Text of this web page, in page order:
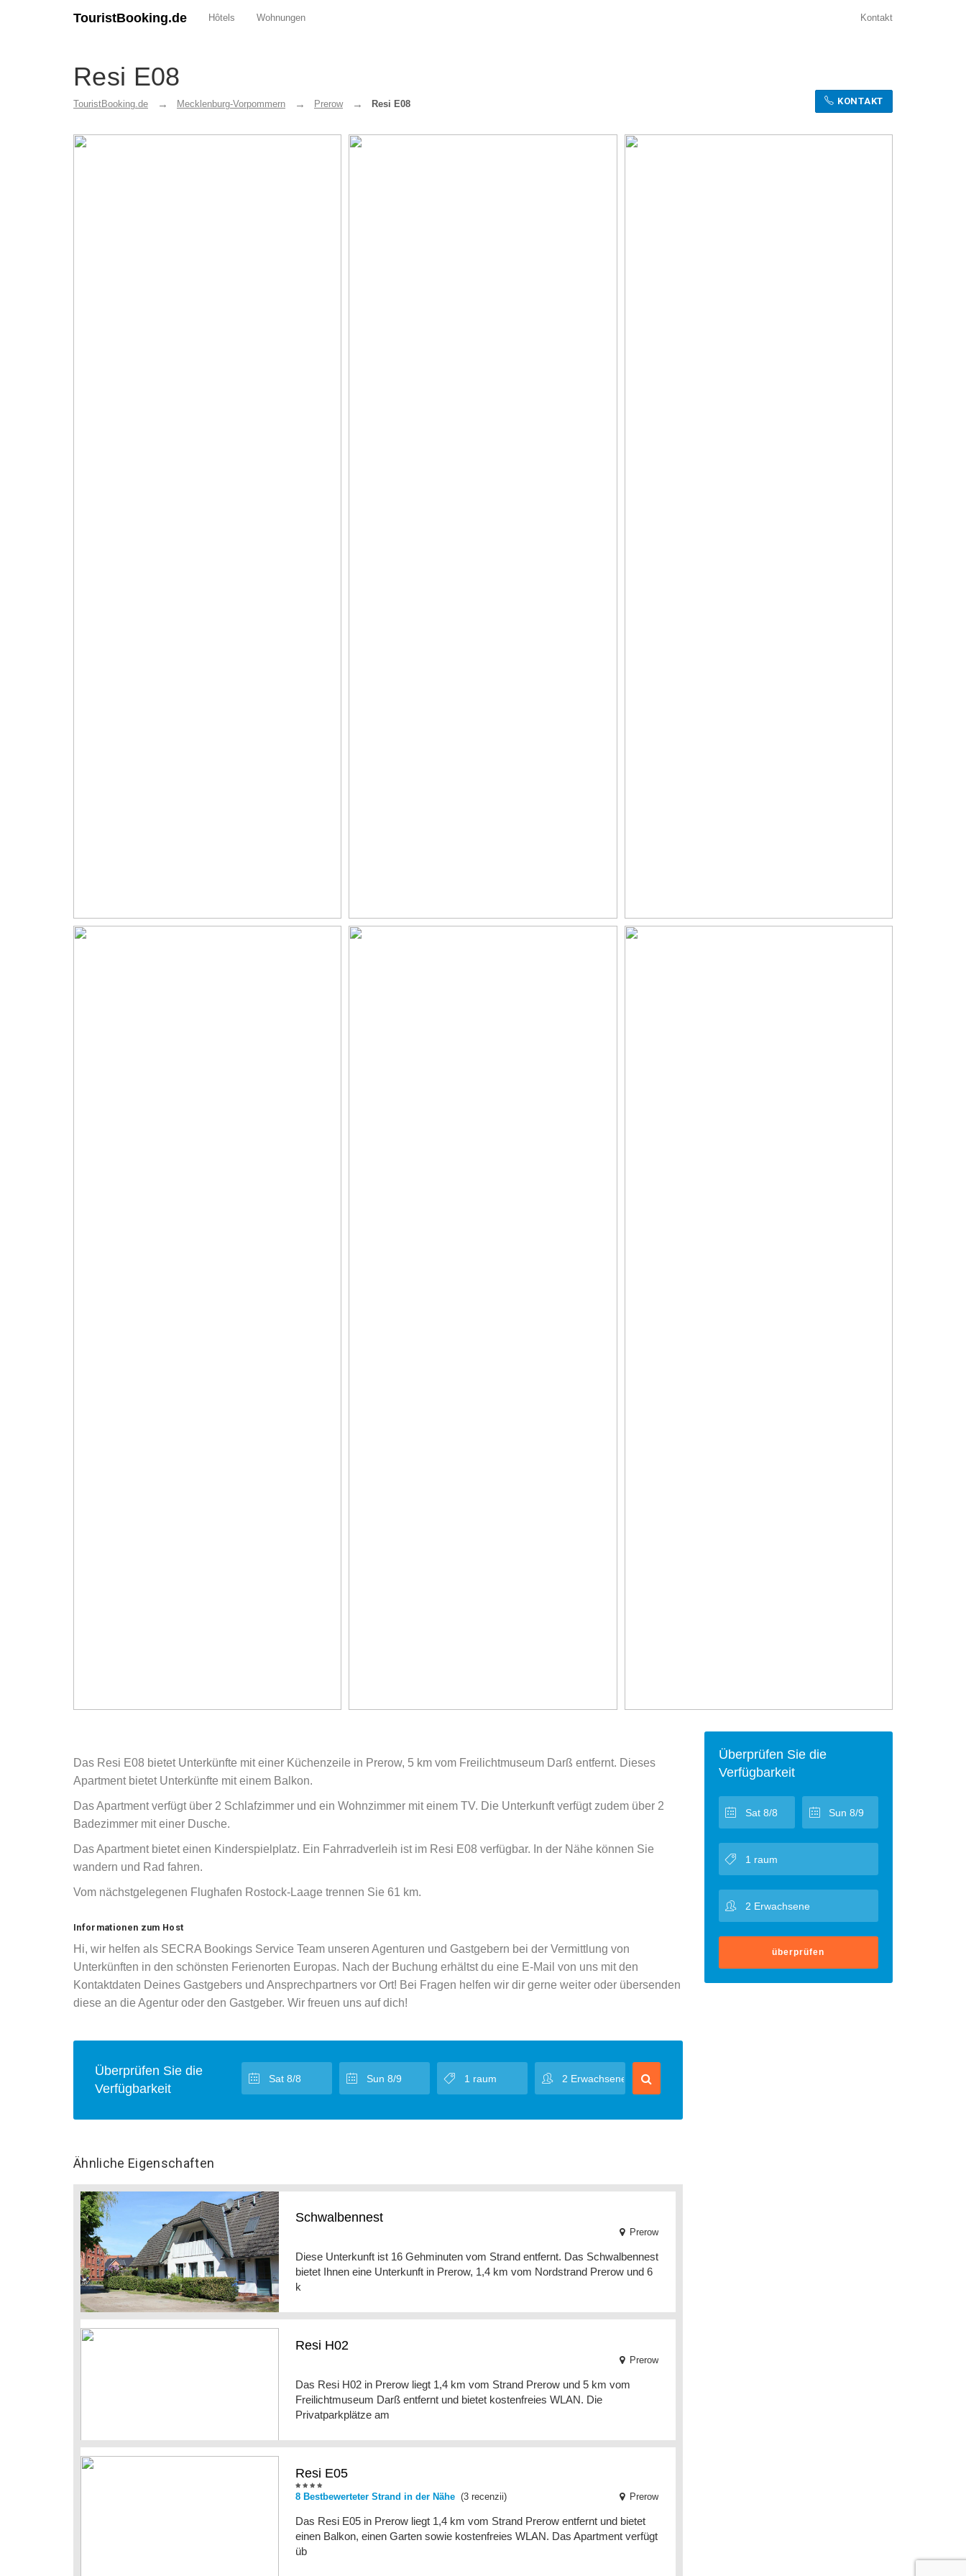
TouristBooking.de Hôtels Wohnungen Kontakt
Resi E08
TouristBooking.de Mecklenburg-Vorpommern Prerow Resi E08 KONTAKT
Überprüfen Sie die
Verfügbarkeit
überprüfen
Das Resi E08 bietet Unterkünfte mit einer Küchenzeile in Prerow, 5 km vom Freilichtmuseum Darß entfernt. Dieses
Apartment bietet Unterkünfte mit einem Balkon.
Das Apartment verfügt über 2 Schlafzimmer und ein Wohnzimmer mit einem TV. Die Unterkunft verfügt zudem über 2
Badezimmer mit einer Dusche.
Das Apartment bietet einen Kinderspielplatz. Ein Fahrradverleih ist im Resi E08 verfügbar. In der Nähe können Sie
wandern und Rad fahren.
Vom nächstgelegenen Flughafen Rostock-Laage trennen Sie 61 km.
Informationen zum Host
Hi, wir helfen als SECRA Bookings Service Team unseren Agenturen und Gastgebern bei der Vermittlung von
Unterkünften in den schönsten Ferienorten Europas. Nach der Buchung erhältst du eine E-Mail von uns mit den
Kontaktdaten Deines Gastgebers und Ansprechpartners vor Ort! Bei Fragen helfen wir dir gerne weiter oder übersenden
diese an die Agentur oder den Gastgeber. Wir freuen uns auf dich!
Überprüfen Sie die
Verfügbarkeit
Ähnliche Eigenschaften
Schwalbennest
Prerow
Diese Unterkunft ist 16 Gehminuten vom Strand entfernt. Das Schwalbennest
bietet Ihnen eine Unterkunft in Prerow, 1,4 km vom Nordstrand Prerow und 6
k
Resi H02
Prerow
Das Resi H02 in Prerow liegt 1,4 km vom Strand Prerow und 5 km vom
Freilichtmuseum Darß entfernt und bietet kostenfreies WLAN. Die
Privatparkplätze am
Resi E05
8 Bestbewerteter Strand in der Nähe(3 recenzii) Prerow
Das Resi E05 in Prerow liegt 1,4 km vom Strand Prerow entfernt und bietet
einen Balkon, einen Garten sowie kostenfreies WLAN. Das Apartment verfügt
üb